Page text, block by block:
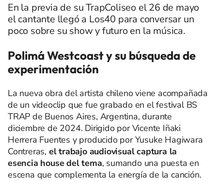
En la previa de su TrapColiseo el 26 de mayo
el cantante llegó a Los40 para conversar un
poco sobre su show y futuro en la música.
Polimá Westcoast y su búsqueda de
experimentación
La nueva obra del artista chileno viene acompañada
de un videoclip que fue grabado en el festival BS
TRAP de Buenos Aires, Argentina, durante
diciembre de 2024. Dirigido por Vicente Iñaki
Herrera Fuentes y producido por Yusuke Hagiwara
Contreras, el trabajo audiovisual captura la
esencia house del tema, sumando una puesta en
escena que complementa la energía de la canción.